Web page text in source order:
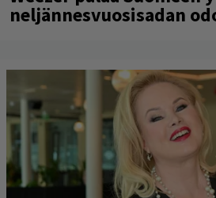
neljännesvuosisadan